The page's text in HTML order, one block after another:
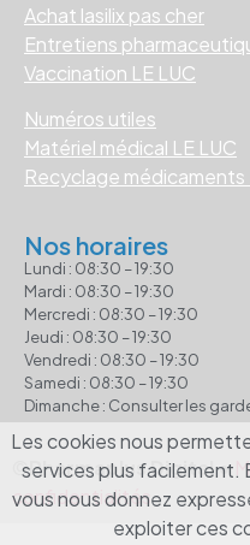
Achat lasilix pas cher
Entretiens
Vaccination LE LUC
Numéros utiles
Matériel médical LE LUC
Recyclage médicaments
Nos horaires
Lundi : 08:30 – 19:30
Mardi : 08:30 – 19:30
Mercredi : 08:30 – 19:30
Jeudi : 08:30 – 19:30
Vendredi : 08:30 – 19:30
Samedi : 08:30 – 19:30
Dimanche : Consulter les
©Pharmaplus Digital •
confidentialités
Les cookies nous
services plus facilement.
vous nous donnez
exploiter ces